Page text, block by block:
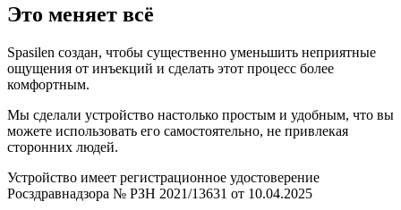
Это меняет всё
Spasilen создан, чтобы существенно уменьшить неприятные
ощущения от инъекций и сделать этот процесс более
комфортным.
Мы сделали устройство настолько простым и удобным, что вы
можете использовать его самостоятельно, не привлекая
сторонних людей.
Устройство имеет регистрационное удостоверение
Росздравнадзора № РЗН 2021/13631 от 10.04.2025